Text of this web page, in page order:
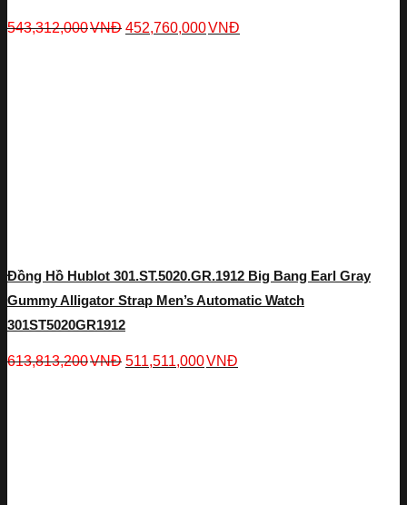
543,312,000VNĐ 452,760,000VNĐ
Đồng Hồ Hublot 301.ST.5020.GR.1912 Big Bang Earl Gray
Gummy Alligator Strap Men’s Automatic Watch
301ST5020GR1912
613,813,200VNĐ 511,511,000VNĐ